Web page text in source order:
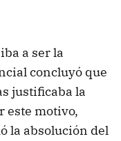
a ser la
concluyó que
justificaba la
este motivo,
la absolución del